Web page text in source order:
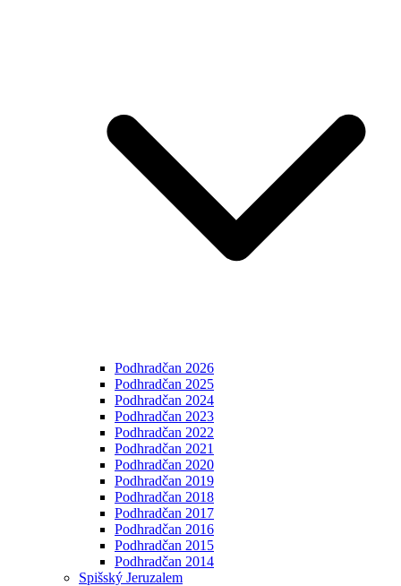
Podhradčan 2026
Podhradčan 2025
Podhradčan 2024
Podhradčan 2023
Podhradčan 2022
Podhradčan 2021
Podhradčan 2020
Podhradčan 2019
Podhradčan 2018
Podhradčan 2017
Podhradčan 2016
Podhradčan 2015
Podhradčan 2014
Spišský Jeruzalem